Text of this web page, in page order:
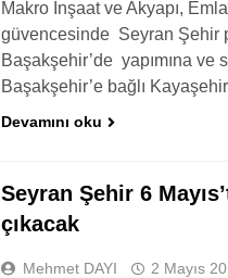
Makro İnşaat ve Akyapı,
güvencesinde Seyran Şehir
Başakşehir’de yapımına ve
Başakşehir’e bağlı
Devamını oku
Seyran Şehir 6
çıkacak
Mehmet DAYI
2 Mayıs